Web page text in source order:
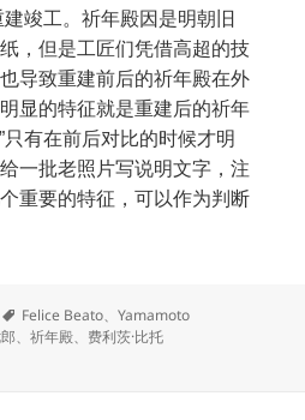
竣工。祈年殿因是明朝旧
，但是工匠们凭借高超的技
导致重建前后的祈年殿在外
显的特征就是重建后的祈年
只有在前后对比的时候才明
一批老照片写说明文字，注
重要的特征，可以作为判断
标
签
Felice Beato、Yamamoto
、祈年殿、 费利茨·比托
后的判断标志